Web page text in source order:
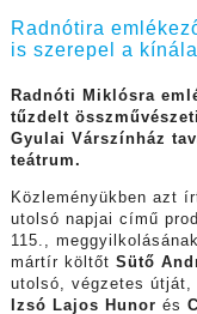
Radnótira
is szerepel a
Radnóti Miklósra
tűzdelt
Gyulai Várszínház
teátrum.
Közleményükben azt
utolsó napjai című
115.,
mártír költőt Sütő
utolsó, végzetes útját,
Izsó Lajos Hunor és